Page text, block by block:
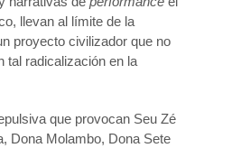
llevan al límite de la
proyecto civilizador que no
tal radicalización en la
que provocan Seu Zé
Dona Molambo, Dona Sete